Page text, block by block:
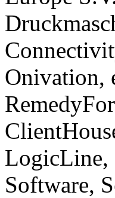
Onivation,
LogicLine,
Software,